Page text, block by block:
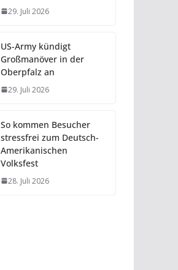
29. Juli 2026
US-Army kündigt
Großmanöver in der
Oberpfalz an
29. Juli 2026
So kommen Besucher
stressfrei zum Deutsch-
Amerikanischen
Volksfest
28. Juli 2026